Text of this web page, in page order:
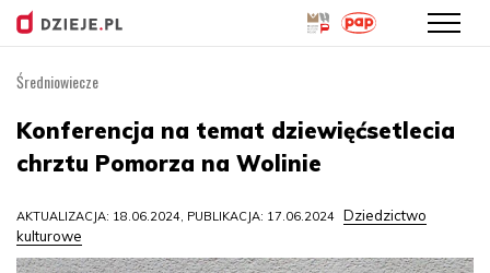
treści
Średniowiecze
Konferencja na temat dziewięćsetlecia
chrztu Pomorza na Wolinie
AKTUALIZACJA: 18.06.2024, PUBLIKACJA: 17.06.2024 Dziedzictwo
kulturowe